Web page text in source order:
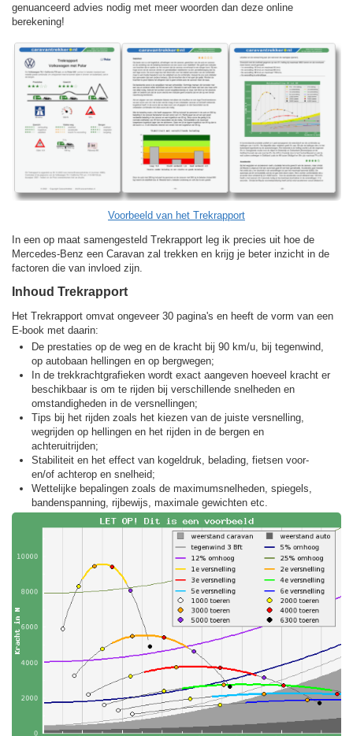
genuanceerd advies nodig met meer woorden dan deze online
berekening!
Voorbeeld van het Trekrapport
In een op maat samengesteld Trekrapport leg ik precies uit hoe de
Mercedes-Benz een Caravan zal trekken en krijg je beter inzicht in de
factoren die van invloed zijn.
Inhoud Trekrapport
Het Trekrapport omvat ongeveer 30 pagina's en heeft de vorm van een
E-book met daarin:
De prestaties op de weg en de kracht bij 90 km/u, bij tegenwind,
op autobaan hellingen en op bergwegen;
In de trekkracht­grafieken wordt exact aangeven hoeveel kracht er
beschikbaar is om te rijden bij verschillende snelheden en
omstandigheden in de versnellingen;
Tips bij het rijden zoals het kiezen van de juiste versnelling,
wegrijden op hellingen en het rijden in de bergen en
achteruitrijden;
Stabiliteit en het effect van kogeldruk, belading, fietsen voor-
en/of achterop en snelheid;
Wettelijke bepalingen zoals de maximumsnelheden, spiegels,
bandenspanning, rijbewijs, maximale gewichten etc.